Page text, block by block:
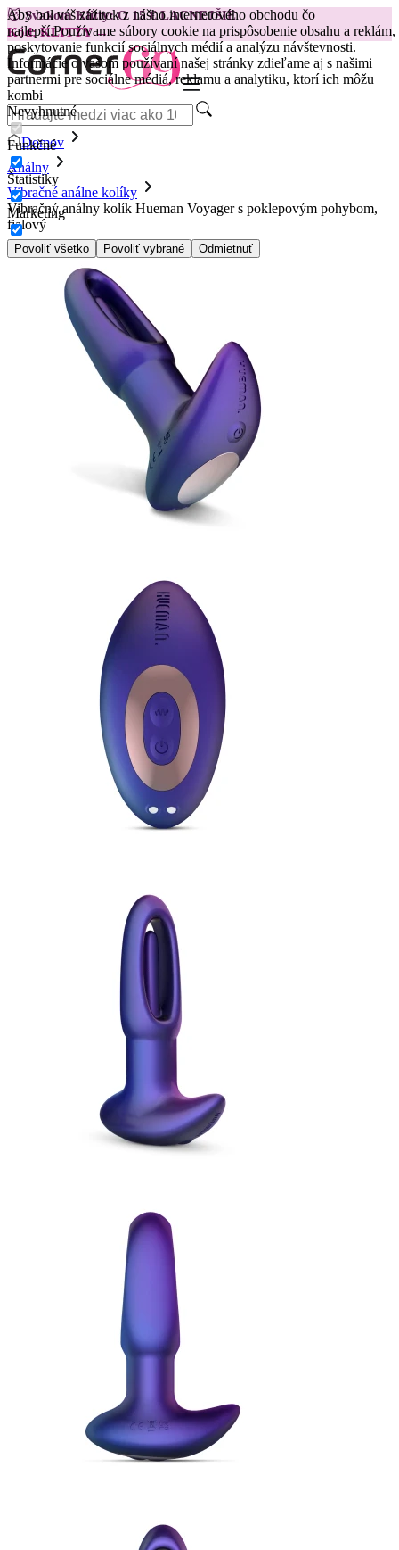
Aby bol váš zážitok z nášho internetového obchodu čo
najlepší.Používame súbory cookie na prispôsobenie obsahu a reklám,
poskytovanie funkcií sociálnych médií a analýzu návštevnosti.
Informácie o vašom používaní našej stránky zdieľame aj s našimi
partnermi pre sociálne médiá, reklamu a analytiku, ktorí ich môžu
kombi
Nevyhnutné
Funkčné
Štatistiky
Marketing
Povoliť všetko Povoliť vybrané Odmietnuť
😽Svakom Klitty: O 15 € LACNEJŠIE
Kód: KLITTY →
Domov
Análny
Vibračné análne kolíky
Vibračný análny kolík Hueman Voyager s poklepovým pohybom,
fialový